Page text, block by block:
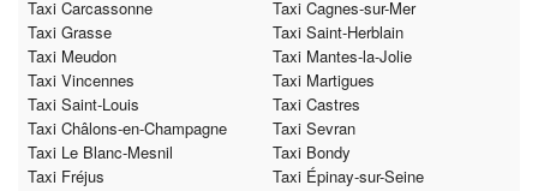
Taxi Carcassonne
Taxi Cagnes-sur-Mer
Taxi Grasse
Taxi Saint-Herblain
Taxi Meudon
Taxi Mantes-la-Jolie
Taxi Vincennes
Taxi Martigues
Taxi Saint-Louis
Taxi Castres
Taxi Châlons-en-Champagne
Taxi Sevran
Taxi Le Blanc-Mesnil
Taxi Bondy
Taxi Fréjus
Taxi Épinay-sur-Seine